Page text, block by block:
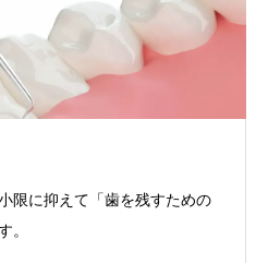
限に抑えて「歯を残すための
。